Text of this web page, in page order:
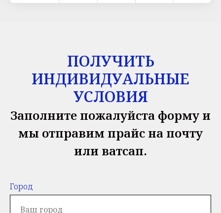
ПОЛУЧИТЬ
ИНДИВИДУАЛЬНЫЕ
УСЛОВИЯ
Заполните пожалуйста форму и
мы отправим прайс на почту
или ватсап.
Город